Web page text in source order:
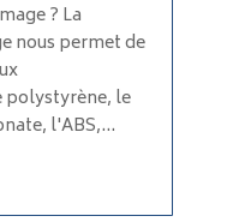
? La
nous permet de
le
l'ABS,...